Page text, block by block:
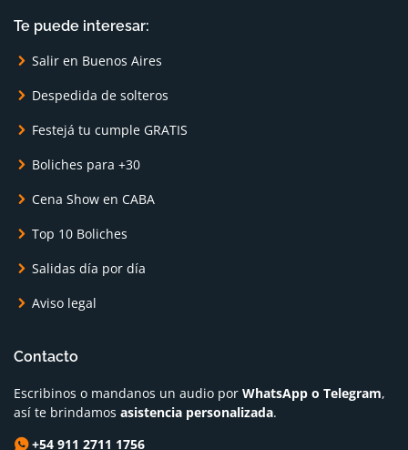
Te puede interesar:
Salir en Buenos Aires
Despedida de solteros
Festejá tu cumple GRATIS
Boliches para +30
Cena Show en CABA
Top 10 Boliches
Salidas día por día
Aviso legal
Contacto
Escribinos o mandanos un audio por WhatsApp o Telegram,
así te brindamos asistencia personalizada.
+54 911 2711 1756